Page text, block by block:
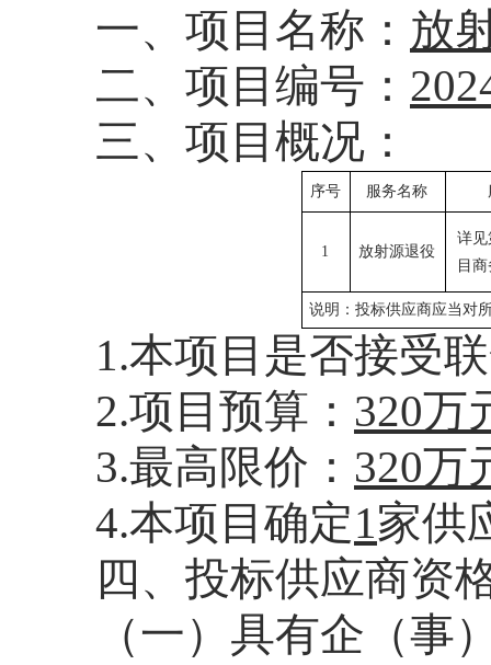
一、项目名称： 放
二、项目编号：
三、项目概况：
序号 服务名称
1 放射源退役
详见
目
说明：投标供应商应当对
1.本项目是否接受
2.项目预算： 320万
3.最高限价： 320万
4.本项目 确定1家供
四、投标供应商资
（一）具有企（事